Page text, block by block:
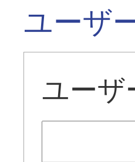
ユーザ
ユーザ